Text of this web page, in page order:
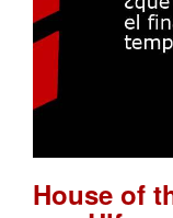
House of